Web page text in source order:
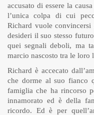
accusato di essere la
l’unica colpa di cui
Richard vuole
desideri il suo stesso
quei segnali deboli, ma
marcio nascosto tra le loro
Richard è accecato
che dorme al suo fianco
famiglia che ha rincorso
innamorato ed è della
ricordo. Ed è per